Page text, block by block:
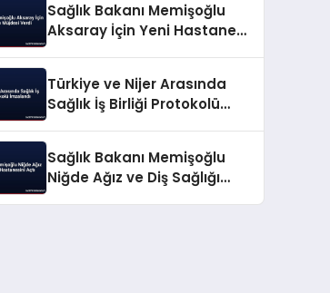
Sağlık Bakanı Memişoğlu
Aksaray İçin Yeni Hastane
Türkiye ve Nijer Arasında
Sağlık İş Birliği Protokolü
Sağlık Bakanı Memişoğlu
Niğde Ağız ve Diş Sağlığı